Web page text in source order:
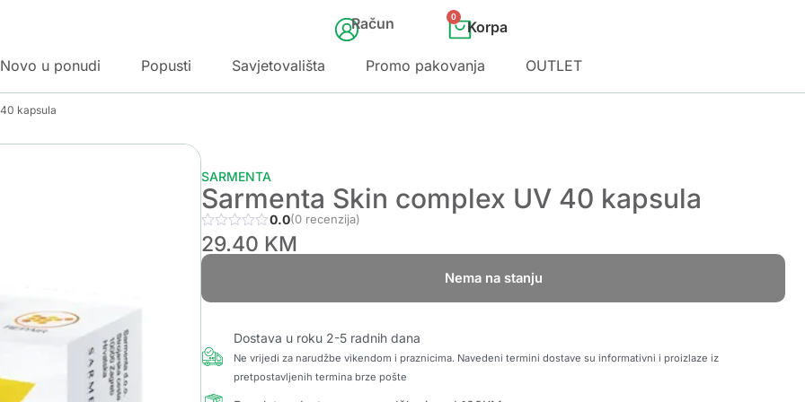
Račun 0
Novo u ponudi Popusti Savjetovališta Promo pakovanja OUTLET
kapsula
SARMENTA
Sarmenta Skin complex UV 40 kapsula
0.0(0 recenzija)
29.40 KM
Nema na stanju
Dostava u roku 2-5 radnih dana
Ne vrijedi za narudžbe vikendom i praznicima. Navedeni termini dostave su informativni i proizlaze iz
pretpostavljenih termina brze pošte